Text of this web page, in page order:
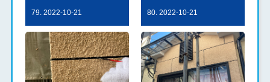
79. 2022-10-21 80. 2022-10-21